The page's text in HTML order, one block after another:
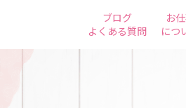
ブログ
よくある質問
お
につ